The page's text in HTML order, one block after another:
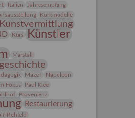
Italien
Jahresempfang
Korkmodelle
Kunstvermittlung
Kurs Künstler
Marstall
Mäzen Napoleon
Fokus
Paul Klee
Provenienz
Restaurierung
Rehfeld